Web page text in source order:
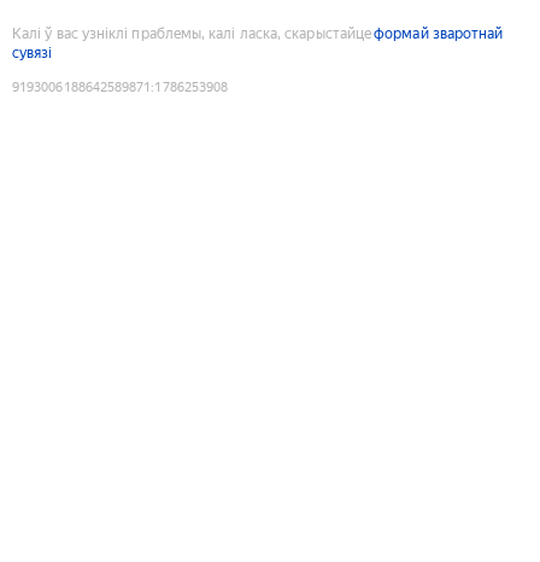
Калі ў вас узніклі праблемы, калі ласка, скарыстайцеформай зваротнай
сувязі
9193006188642589871 :1786253908